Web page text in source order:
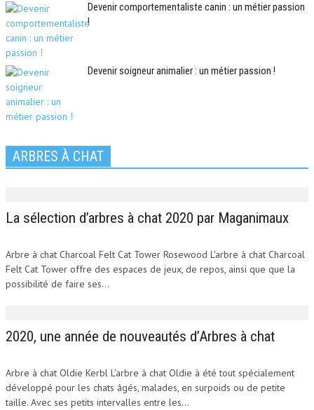
Devenir comportementaliste canin : un métier passion
!
Devenir soigneur animalier : un métier passion !
ARBRES À CHAT
La sélection d’arbres à chat 2020 par Maganimaux
Arbre à chat Charcoal Felt Cat Tower Rosewood L'arbre à chat Charcoal
Felt Cat Tower offre des espaces de jeux, de repos, ainsi que que la
possibilité de faire ses...
2020, une année de nouveautés d’Arbres à chat
Arbre à chat Oldie Kerbl L'arbre à chat Oldie à été tout spécialement
développé pour les chats âgés, malades, en surpoids ou de petite
taille. Avec ses petits intervalles entre les...